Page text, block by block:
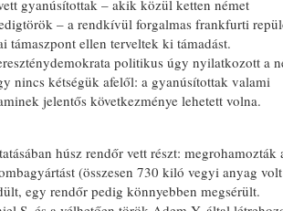
gyanúsítottak – akik közül ketten német
– a rendkívül forgalmas frankfurti
támaszpont ellen terveltek ki támadást.
politikus úgy nyilatkozott a
nincs kétségük afelől: a gyanúsítottak valami
jelentős következménye lehetett volna.
húsz rendőr vett részt:
(összesen 730 kiló vegyi anyag
egy rendőr pedig könnyebben megsérült.